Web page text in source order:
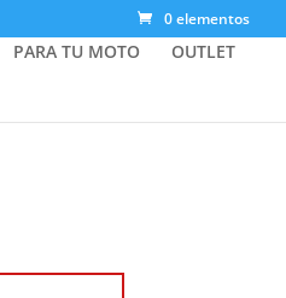
0 elementos
PARA TU MOTO OUTLET